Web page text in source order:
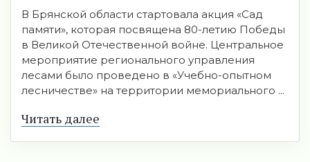
В Брянской области стартовала акция «Сад
памяти», которая посвящена 80-летию Победы
в Великой Отечественной войне. Центральное
мероприятие регионального управления
лесами было проведено в «Учебно-опытном
лесничестве» на территории мемориального ...
Читать далее